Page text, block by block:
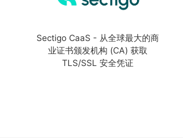
Sectigo CaaS - 从全球最大的商
业证书颁发机构 (CA) 获取
TLS/SSL 安全凭证